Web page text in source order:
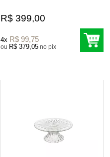
R$ 399,00
4x R$ 99,75
ou R$ 379,05 no pix